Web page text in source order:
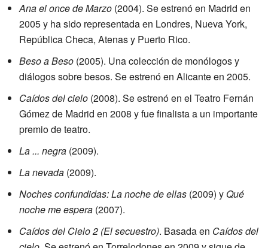
Ana el once de Marzo (2004). Se estrenó en Madrid en
2005 y ha sido representada en Londres, Nueva York,
República Checa, Atenas y Puerto Rico.
Beso a Beso (2005). Una colección de monólogos y
diálogos sobre besos. Se estrenó en Alicante en 2005.
Caídos del cielo (2008). Se estrenó en el Teatro Fernán
Gómez de Madrid en 2008 y fue finalista a un importante
premio de teatro.
La ... negra (2009).
La nevada (2009).
Noches confundidas: La noche de ellas (2009) y Qué
noche me espera (2007).
Caídos del Cielo 2 (El secuestro). Basada en Caídos del